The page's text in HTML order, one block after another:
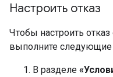
Настроить отказ
Чтобы настроить
выполните следующие
В разделе